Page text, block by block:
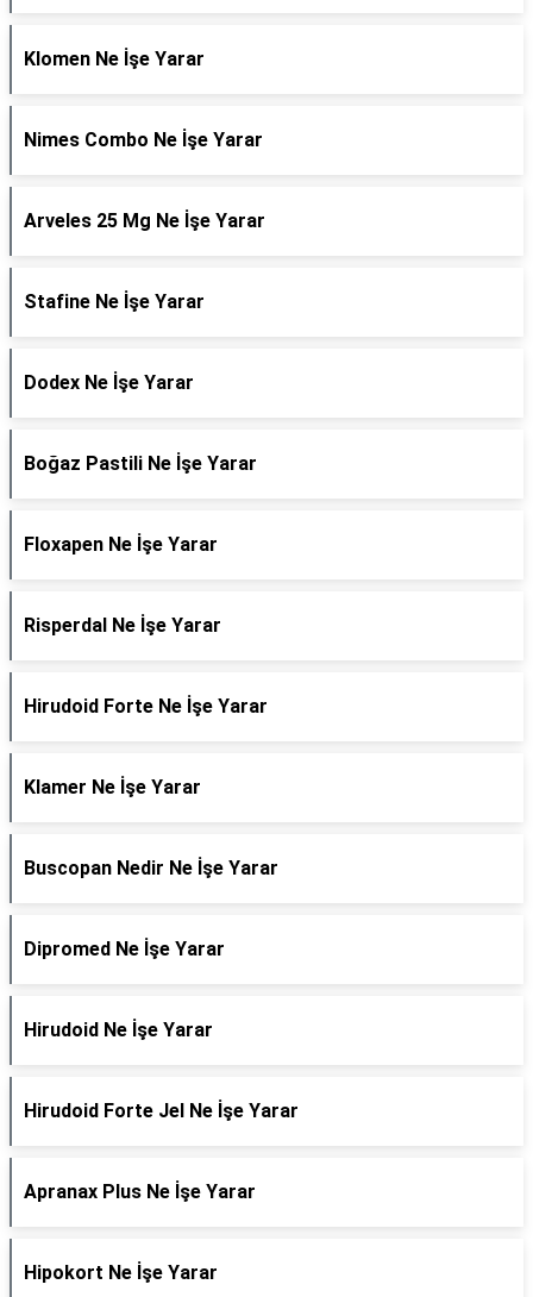
Klomen Ne İşe Yarar
Nimes Combo Ne İşe Yarar
Arveles 25 Mg Ne İşe Yarar
Stafine Ne İşe Yarar
Dodex Ne İşe Yarar
Boğaz Pastili Ne İşe Yarar
Floxapen Ne İşe Yarar
Risperdal Ne İşe Yarar
Hirudoid Forte Ne İşe Yarar
Klamer Ne İşe Yarar
Buscopan Nedir Ne İşe Yarar
Dipromed Ne İşe Yarar
Hirudoid Ne İşe Yarar
Hirudoid Forte Jel Ne İşe Yarar
Apranax Plus Ne İşe Yarar
Hipokort Ne İşe Yarar